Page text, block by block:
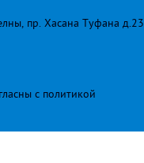
пр. Хасана Туфана д.23
с политикой